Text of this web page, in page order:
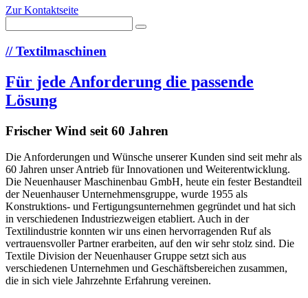
Zur Kontaktseite
//Textilmaschinen
Für jede Anforderung die passende
Lösung
Frischer Wind seit 60 Jahren
Die Anforderungen und Wünsche unserer Kunden sind seit mehr als
60 Jahren unser Antrieb für Innovationen und Weiterentwicklung.
Die Neuenhauser Maschinenbau GmbH, heute ein fester Bestandteil
der Neuenhauser Unternehmensgruppe, wurde 1955 als
Konstruktions- und Fertigungsunternehmen gegründet und hat sich
in verschiedenen Industriezweigen etabliert. Auch in der
Textilindustrie konnten wir uns einen hervorragenden Ruf als
vertrauensvoller Partner erarbeiten, auf den wir sehr stolz sind. Die
Textile Division der Neuenhauser Gruppe setzt sich aus
verschiedenen Unternehmen und Geschäftsbereichen zusammen,
die in sich viele Jahrzehnte Erfahrung vereinen.